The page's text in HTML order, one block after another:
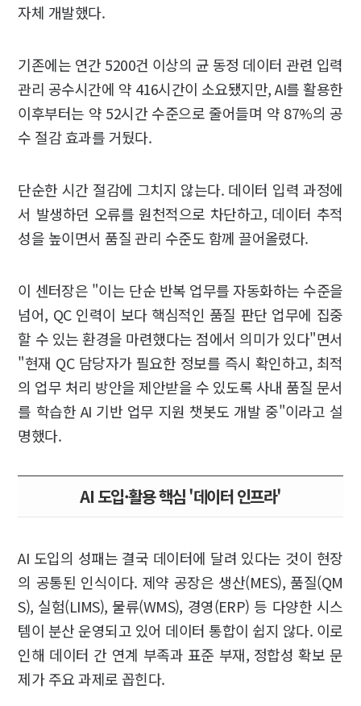
자체 개발했다.
기존에는 연간 5200건 이상의 균 동정 데이터 관련 입력
관리 공수시간에 약 416시간이 소요됐지만, AI를 활용한
이후부터는 약 52시간 수준으로 줄어들며 약 87%의 공
수 절감 효과를 거뒀다.
단순한 시간 절감에 그치지 않는다. 데이터 입력 과정에
서 발생하던 오류를 원천적으로 차단하고, 데이터 추적
성을 높이면서 품질 관리 수준도 함께 끌어올렸다.
이 센터장은 "이는 단순 반복 업무를 자동화하는 수준을
넘어, QC 인력이 보다 핵심적인 품질 판단 업무에 집중
할 수 있는 환경을 마련했다는 점에서 의미가 있다"면서
"현재 QC 담당자가 필요한 정보를 즉시 확인하고, 최적
의 업무 처리 방안을 제안받을 수 있도록 사내 품질 문서
를 학습한 AI 기반 업무 지원 챗봇도 개발 중"이라고 설
명했다.
AI 도입·활용 핵심 '데이터 인프라'
AI 도입의 성패는 결국 데이터에 달려 있다는 것이 현장
의 공통된 인식이다. 제약 공장은 생산(MES), 품질(QM
S), 실험(LIMS), 물류(WMS), 경영(ERP) 등 다양한 시스
템이 분산 운영되고 있어 데이터 통합이 쉽지 않다. 이로
인해 데이터 간 연계 부족과 표준 부재, 정합성 확보 문
제가 주요 과제로 꼽힌다.